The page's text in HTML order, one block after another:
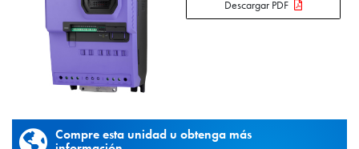
Descargar PDF
Compre esta unidad u obtenga más